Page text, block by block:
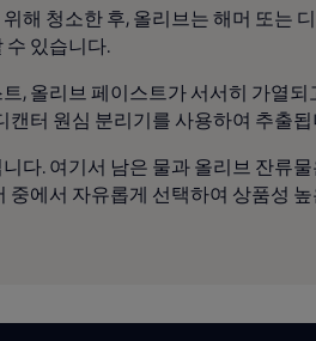
해 청소한 후, 올리브는 해머 또는
수 있습니다.
, 올리브 페이스트가 서서히 가열
캔터 원심 분리기를 사용하여 추출
다. 여기서 남은 물과 올리브 잔류
중에서 자유롭게 선택하여 상품성